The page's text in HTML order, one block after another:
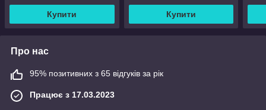
Купити Купити
Про нас
95% позитивних з 65 відгуків за рік
Працює з 17.03.2023